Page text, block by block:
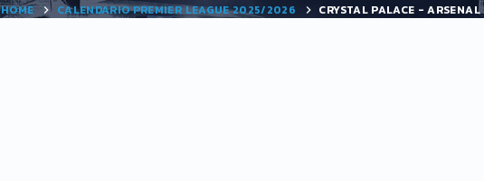
HOME CALENDARIO PREMIER LEAGUE 2025/2026 CRYSTAL PALACE - ARSENAL